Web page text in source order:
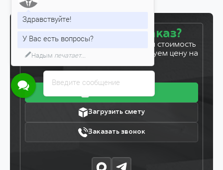
Готовы сделать заказ?
Оставьте заявку, и мы рассчитаем стоимость
вашего заказа за 5 минут. Фиксируем цену на
Загрузить смету
Заказать звонок
Введите сообщение
Здравствуйте!
У Вас есть вопросы?
Надым печатает...